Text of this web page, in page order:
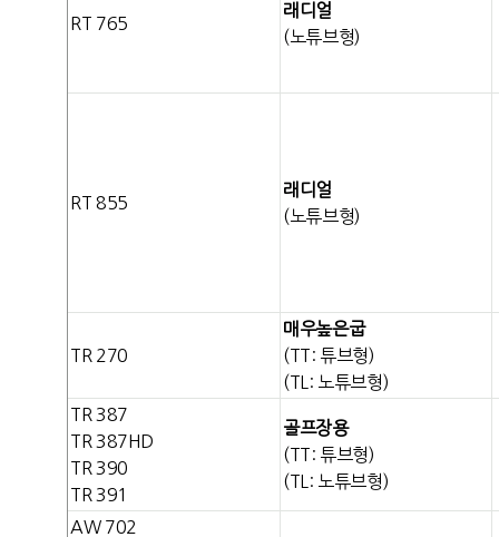
RT 765
래디얼
(노튜브형)
RT 855
래디얼
(노튜브형)
TR 270
매우높은굽
(TT: 튜브형)
(TL: 노튜브형)
TR 387
TR 387HD
TR 390
TR 391
골프장용
(TT: 튜브형)
(TL: 노튜브형)
AW 702